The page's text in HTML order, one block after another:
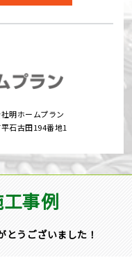
明ホームプラン
石古田194番地1
事例
うございました！